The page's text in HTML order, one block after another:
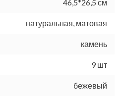
46,5*26,5 см
натуральная, матовая
камень
9 шт
бежевый